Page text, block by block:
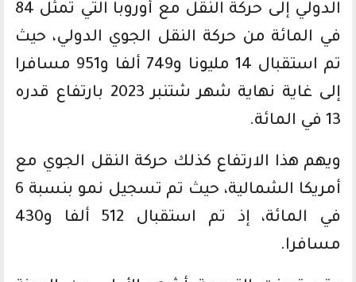
الدولي إلى حركة النقل مع أوروبا التي تمثل 84
في المائة من حركة النقل الجوي الدولي، حيث
تم استقبال 14 مليونا و749 ألفا و951 مسافرا
إلى غاية نهاية شهر شتنبر 2023 بارتفاع قدره
13 في المائة.
ويهم هذا الارتفاع كذلك حركة النقل الجوي مع
أمريكا الشمالية، حيث تم تسجيل نمو بنسبة 6
في المائة، إذ تم استقبال 512 ألفا و430
مسافرا.